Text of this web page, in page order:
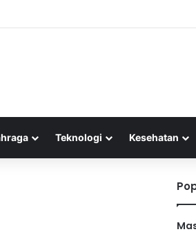
Atlet Lari Jarak Jauh
Teknologi Kesehatan